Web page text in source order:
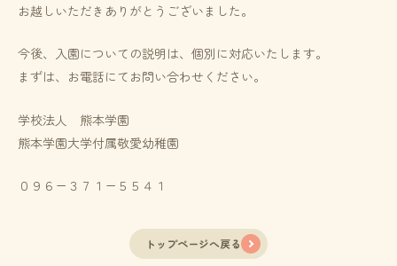
お越しいただきありがとうございました。
今後、入園についての説明は、個別に対応いたします。
まずは、お電話にてお問い合わせください。
学校法人 熊本学園
熊本学園大学付属敬愛幼稚園
０９６ー３７１ー５５４１
トップページへ戻る